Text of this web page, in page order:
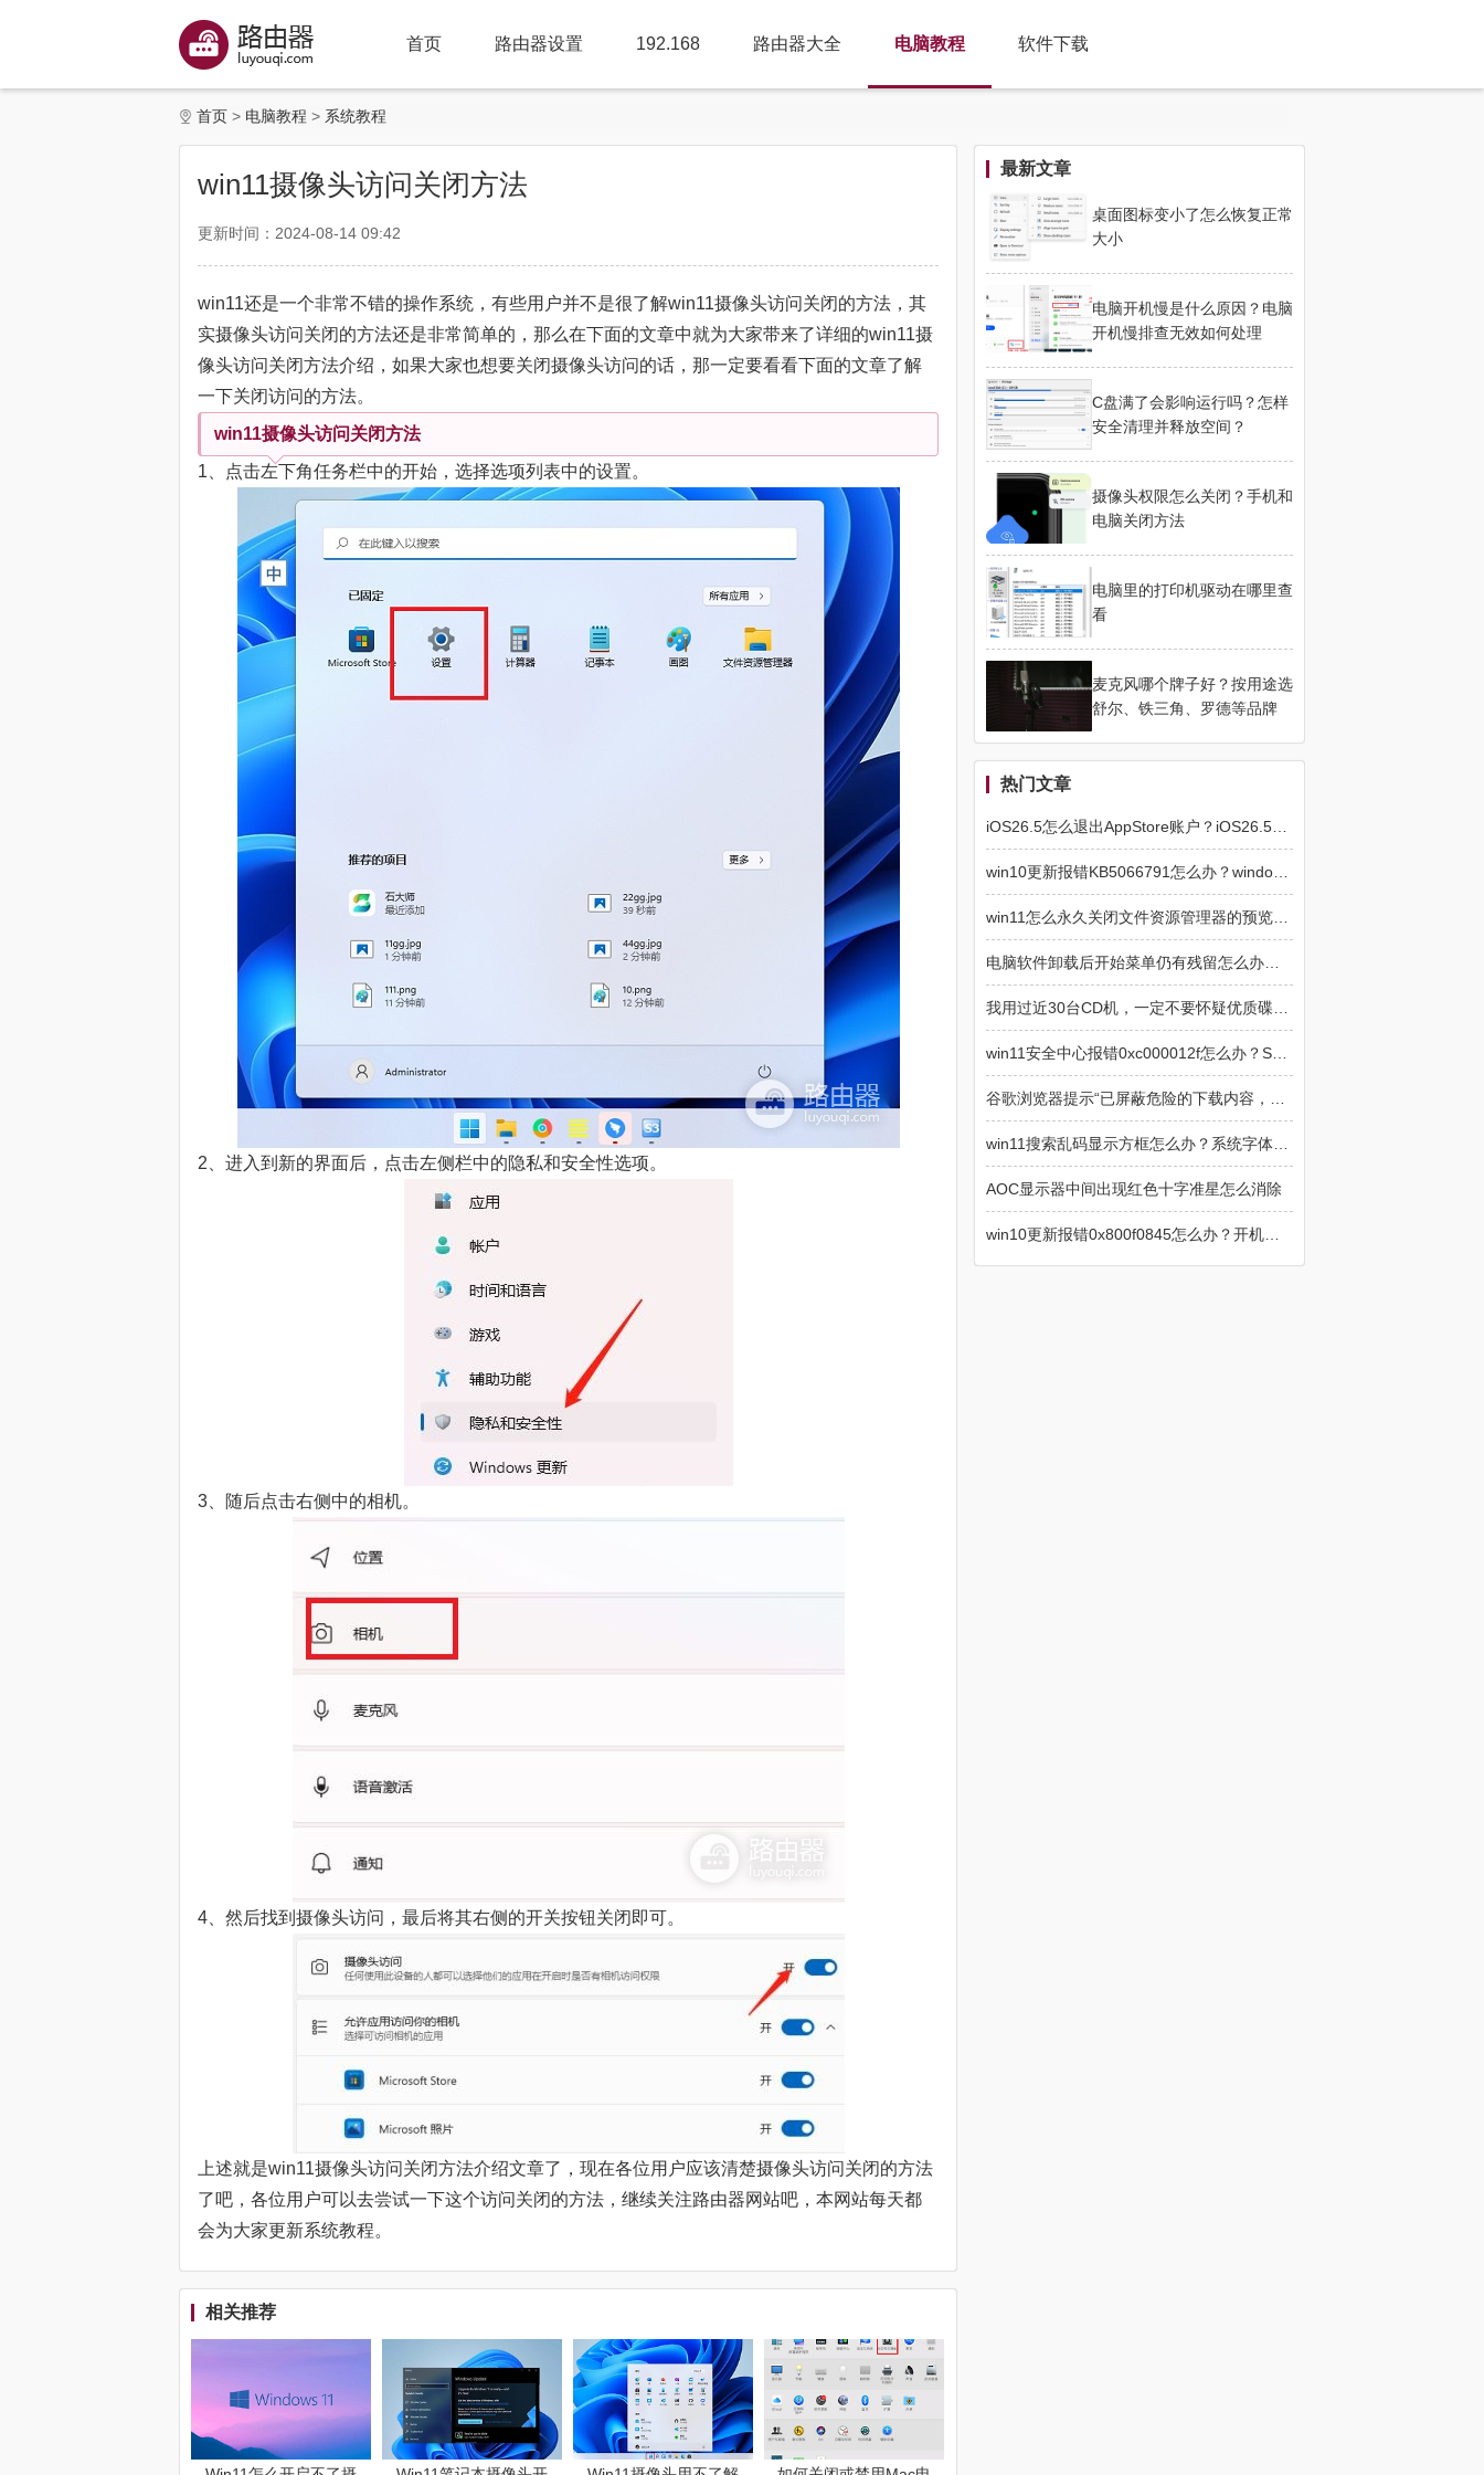
首页 路由器设置 192.168 路由器大全 电脑教程 软件下载
首页 电脑教程 系统教程
win11摄像头访问关闭方法
更新时间：2024-08-14 09:42
win11还是一个非常不错的操作系统，有些用户并不是很了解win11摄像头访问关闭的方法，其
实摄像头访问关闭的方法还是非常简单的，那么在下面的文章中就为大家带来了详细的win11摄
像头访问关闭方法介绍，如果大家也想要关闭摄像头访问的话，那一定要看看下面的文章了解
一下关闭访问的方法。
win11摄像头访问关闭方法
1、点击左下角任务栏中的开始，选择选项列表中的设置。
2、进入到新的界面后，点击左侧栏中的隐私和安全性选项。
3、随后点击右侧中的相机。
4、然后找到摄像头访问，最后将其右侧的开关按钮关闭即可。
上述就是win11摄像头访问关闭方法介绍文章了，现在各位用户应该清楚摄像头访问关闭的方法
了吧，各位用户可以去尝试一下这个访问关闭的方法，继续关注路由器网站吧，本网站每天都
会为大家更新系统教程。
相关推荐
最新文章
桌面图标变小了怎么恢复正常
大小
电脑开机慢是什么原因？电脑
开机慢排查无效如何处理
C盘满了会影响运行吗？怎样
安全清理并释放空间？
摄像头权限怎么关闭？手机和
电脑关闭方法
电脑里的打印机驱动在哪里查
看
麦克风哪个牌子好？按用途选
舒尔、铁三角、罗德等品牌
热门文章
AOC显示器中间出现红色十字准星怎么消除